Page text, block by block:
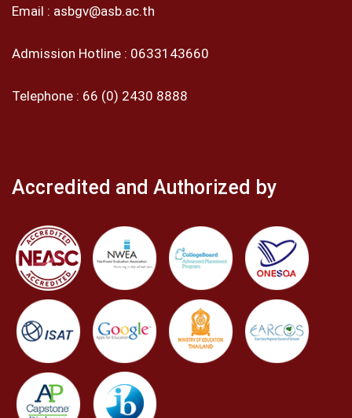
Email : asbgv@asb.ac.th
Admission Hotline : 0633143660
Telephone : 66 (0) 2430 8888
Accredited and Authorized by